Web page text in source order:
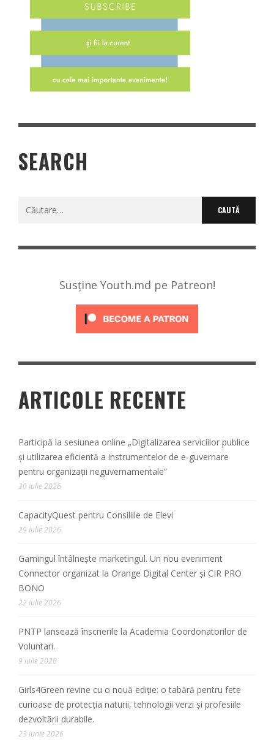
SEARCH
Susține Youth.md pe Patreon!
ARTICOLE RECENTE
Participă la sesiunea online „Digitalizarea serviciilor publice
și utilizarea eficientă a instrumentelor de e-guvernare
pentru organizații neguvernamentale”
30 iulie 2026
CapacityQuest pentru Consiliile de Elevi
29 iulie 2026
Gamingul întâlnește marketingul. Un nou eveniment
Connector organizat la Orange Digital Center și CIR PRO
BONO
22 iulie 2026
PNTP lansează înscrierile la Academia Coordonatorilor de
Voluntari.
9 iulie 2026
Girls4Green revine cu o nouă ediție: o tabără pentru fete
curioase de protecția naturii, tehnologii verzi și profesiile
dezvoltării durabile.
23 iunie 2026